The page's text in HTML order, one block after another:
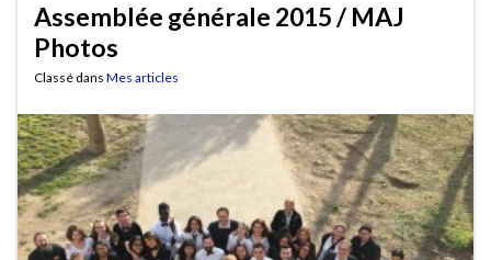
Assemblée générale 2015 / MAJ
Photos
Classé dans Mes articles